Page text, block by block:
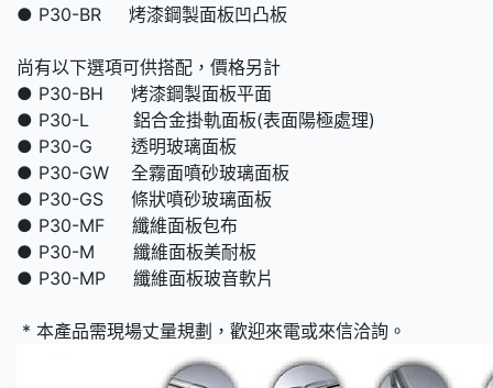
● P30-BR 烤漆鋼製面板凹凸板
尚有以下選項可供搭配，價格另計
● P30-BH 烤漆鋼製面板平面
● P30-L 鋁合金掛軌面板(表面陽極處理)
● P30-G 透明玻璃面板
● P30-GW 全霧面噴砂玻璃面板
● P30-GS 條狀噴砂玻璃面板
● P30-MF 纖維面板包布
● P30-M 纖維面板美耐板
● P30-MP 纖維面板玻音軟片
* 本產品需現場丈量規劃，歡迎來電或來信洽詢。